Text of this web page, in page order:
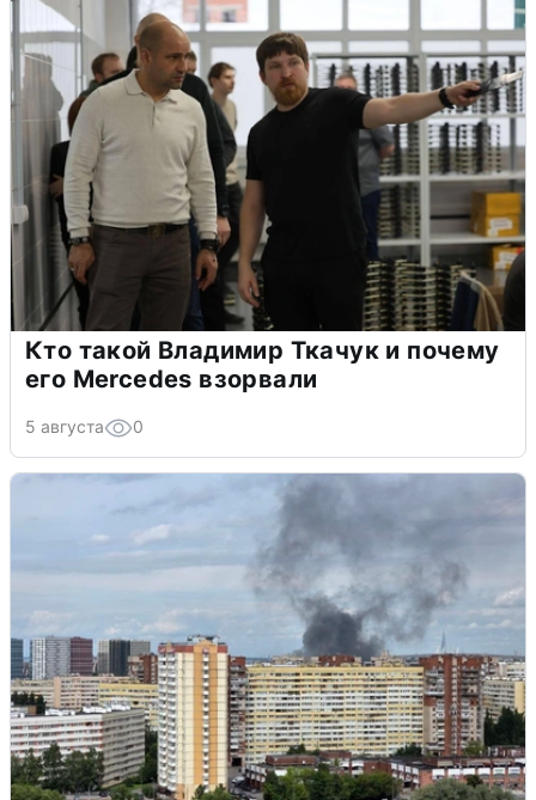
Кто такой Владимир Ткачук и почему
его Mercedes взорвали
5 августа 0